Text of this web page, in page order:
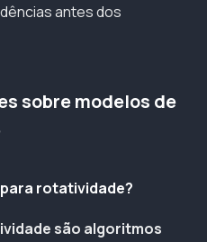
antes dos
sobre modelos de
para rotatividade?
são algoritmos